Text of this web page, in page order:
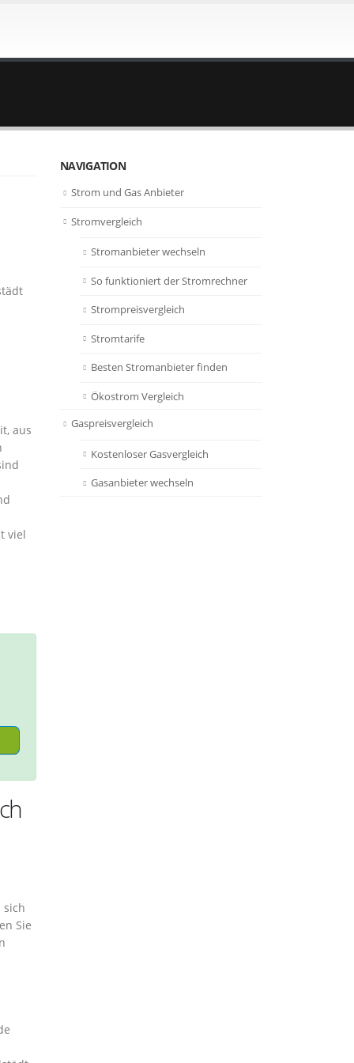
aus
viel
sich
Sie
NAVIGATION
Strom und Gas Anbieter
Stromvergleich
Stromanbieter wechseln
So funktioniert der Stromrechner
Strompreisvergleich
Stromtarife
Besten Stromanbieter finden
Ökostrom Vergleich
Gaspreisvergleich
Kostenloser Gasvergleich
Gasanbieter wechseln